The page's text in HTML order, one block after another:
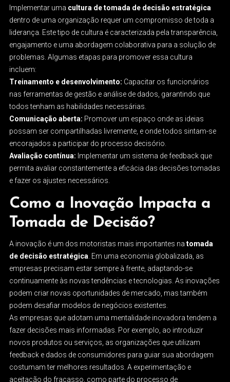
Implementar uma cultura de tomada de decisão estratégica
dentro de uma organização requer um compromisso de toda a
liderança. Este tipo de cultura é caracterizada pela transparência,
engajamento e uma abordagem colaborativa para a solução de
problemas. Algumas etapas para promover essa cultura
incluem:
Treinamento e desenvolvimento: Capacitar os funcionários
nas ferramentas de gestão e análise de dados, garantindo que
todos tenham as habilidades necessárias.
Comunicação aberta: Promover um espaço onde as ideias
possam ser compartilhadas livremente, e onde todos sintam-se
encorajados a participar do processo decisório.
Avaliação contínua: Implementar um sistema de feedback que
permita avaliar constantemente a eficácia das decisões tomadas
e fazer os ajustes necessários.
Como a Inovação Impacta a
Tomada de Decisão?
A inovação é um dos motoristas mais importantes na tomada
de decisão estratégica . Em uma economia globalizada, as
empresas precisam estar sempre à frente, adaptando-se
continuamente às novas tendências e tecnologias. As inovações
podem criar novas oportunidades de mercado, mas também
podem desafiar modelos de negócios existentes.
As empresas que adotam uma mentalidade inovadora tendem a
fazer decisões mais informadas. Por exemplo, ao introduzir
novos produtos ou serviços, as organizações que utilizam
feedback e dados de consumidores para guiar sua abordagem
costumam ter melhores resultados. A experimentação e
aceitação do fracasso, como parte do processo de